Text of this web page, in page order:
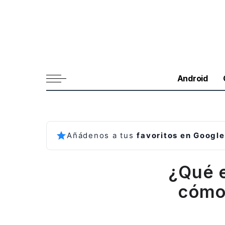
Android
Añádenos a tusfavoritos en Google
¿Qué